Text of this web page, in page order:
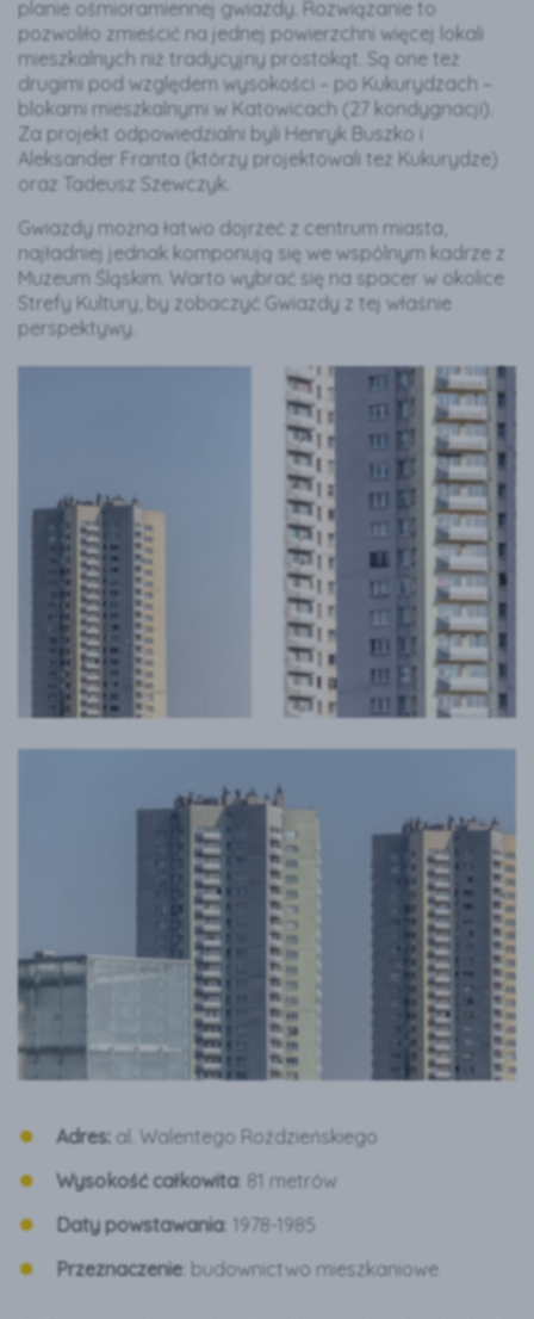
planie ośmioramiennej gwiazdy. Rozwiązanie to
pozwoliło zmieścić na jednej powierzchni więcej lokali
mieszkalnych niż tradycyjny prostokąt. Są one też
drugimi pod względem wysokości – po Kukurydzach –
blokami mieszkalnymi w Katowicach (27 kondygnacji).
Za projekt odpowiedzialni byli Henryk Buszko i
Aleksander Franta (którzy projektowali też Kukurydze)
oraz Tadeusz Szewczyk.
Gwiazdy można łatwo dojrzeć z centrum miasta,
najładniej jednak komponują się we wspólnym kadrze z
Muzeum Śląskim. Warto wybrać się na spacer w okolice
Strefy Kultury, by zobaczyć Gwiazdy z tej właśnie
perspektywy.
Adres: al. Walentego Roździeńskiego
Wysokość całkowita: 81 metrów
Daty powstawania: 1978-1985
Przeznaczenie: budownictwo mieszkaniowe